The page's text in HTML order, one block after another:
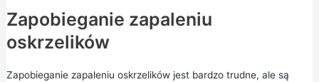
Zapobieganie zapaleniu
oskrzelików
Zapobieganie zapaleniu oskrzelików jest bardzo trudne, ale są